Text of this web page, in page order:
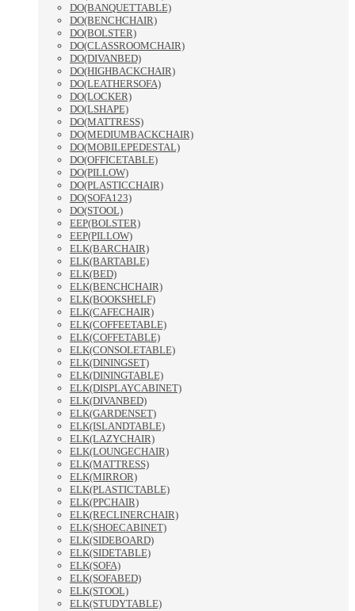
DO(BANQUETTABLE)
DO(BENCHCHAIR)
DO(BOLSTER)
DO(CLASSROOMCHAIR)
DO(DIVANBED)
DO(HIGHBACKCHAIR)
DO(LEATHERSOFA)
DO(LOCKER)
DO(LSHAPE)
DO(MATTRESS)
DO(MEDIUMBACKCHAIR)
DO(MOBILEPEDESTAL)
DO(OFFICETABLE)
DO(PILLOW)
DO(PLASTICCHAIR)
DO(SOFA123)
DO(STOOL)
EEP(BOLSTER)
EEP(PILLOW)
ELK(BARCHAIR)
ELK(BARTABLE)
ELK(BED)
ELK(BENCHCHAIR)
ELK(BOOKSHELF)
ELK(CAFECHAIR)
ELK(COFFEETABLE)
ELK(COFFETABLE)
ELK(CONSOLETABLE)
ELK(DININGSET)
ELK(DININGTABLE)
ELK(DISPLAYCABINET)
ELK(DIVANBED)
ELK(GARDENSET)
ELK(ISLANDTABLE)
ELK(LAZYCHAIR)
ELK(LOUNGECHAIR)
ELK(MATTRESS)
ELK(MIRROR)
ELK(PLASTICTABLE)
ELK(PPCHAIR)
ELK(RECLINERCHAIR)
ELK(SHOECABINET)
ELK(SIDEBOARD)
ELK(SIDETABLE)
ELK(SOFA)
ELK(SOFABED)
ELK(STOOL)
ELK(STUDYTABLE)